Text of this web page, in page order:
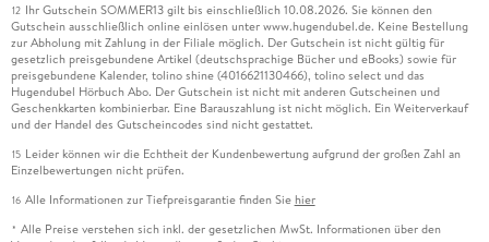
12 Ihr Gutschein SOMMER13 gilt bis einschließlich 10.08.2026. Sie können den
Gutschein ausschließlich online einlösen unter www.hugendubel.de. Keine Bestellung
zur Abholung mit Zahlung in der Filiale möglich. Der Gutschein ist nicht gültig für
gesetzlich preisgebundene Artikel (deutschsprachige Bücher und eBooks) sowie für
preisgebundene Kalender, tolino shine (4016621130466), tolino select und das
Hugendubel Hörbuch Abo. Der Gutschein ist nicht mit anderen Gutscheinen und
Geschenkkarten kombinierbar. Eine Barauszahlung ist nicht möglich. Ein Weiterverkauf
und der Handel des Gutscheincodes sind nicht gestattet.
15 Leider können wir die Echtheit der Kundenbewertung aufgrund der großen Zahl an
Einzelbewertungen nicht prüfen.
16 Alle Informationen zur Tiefpreisgarantie finden Sie hier
* Alle Preise verstehen sich inkl. der gesetzlichen MwSt. Informationen über den